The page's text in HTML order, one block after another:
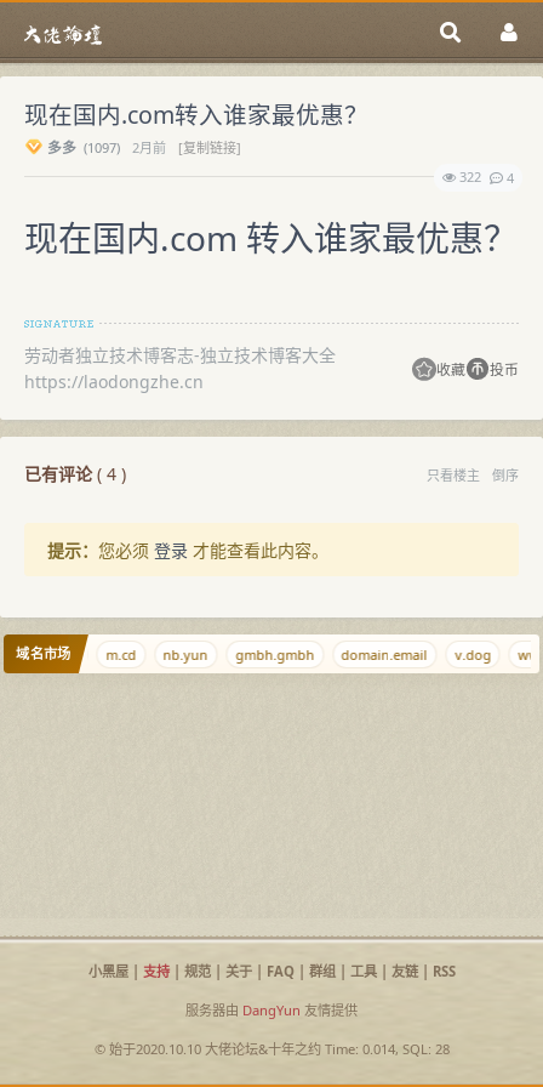
现在国内.com转入谁家最优惠？
多多 (1097) 2月前
[复制链接]
322
4
现在国内.com 转入谁家最优惠？
劳动者独立技术博客志-独立技术博客大全
https://laodongzhe.cn
收藏 投币
已有评论( 4 ) 只看楼主 倒序
提示： 您必须 登录 才能查看此内容。
域名市场 m.cd nb.yun gmbh.gmbh domain.email v.dog
小黑屋| 支持| 规范| 关于| FAQ| 群组| 工具| 友链| RSS
服务器由 DangYun 友情提供
© 始于2020.10.10 大佬论坛&十年之约Time: 0.014, SQL: 28